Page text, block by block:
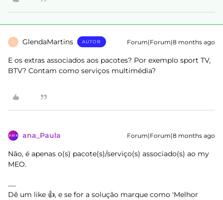
G GlendaMartins AUTOR Forum|Forum|8 months ago
E os extras associados aos pacotes? Por exemplo sport TV,
BTV? Contam como serviços multimédia?
ana_Paula Forum|Forum|8 months ago
Não, é apenas o(s) pacote(s)/serviço(s) associado(s) ao my
MEO.
Dê um like 👍, e se for a solução marque como 'Melhor